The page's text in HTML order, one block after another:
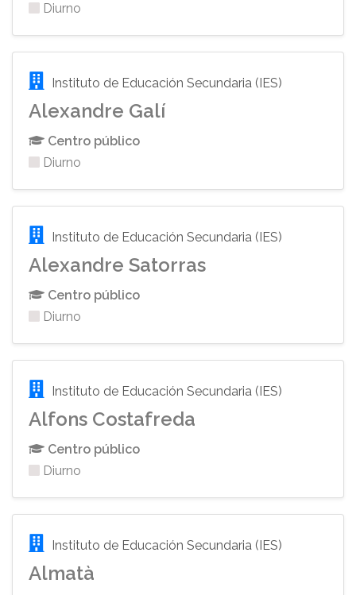
Diurno
Instituto de Educación Secundaria (IES)
Alexandre Galí
Centro público
Diurno
Instituto de Educación Secundaria (IES)
Alexandre Satorras
Centro público
Diurno
Instituto de Educación Secundaria (IES)
Alfons Costafreda
Centro público
Diurno
Instituto de Educación Secundaria (IES)
Almatà